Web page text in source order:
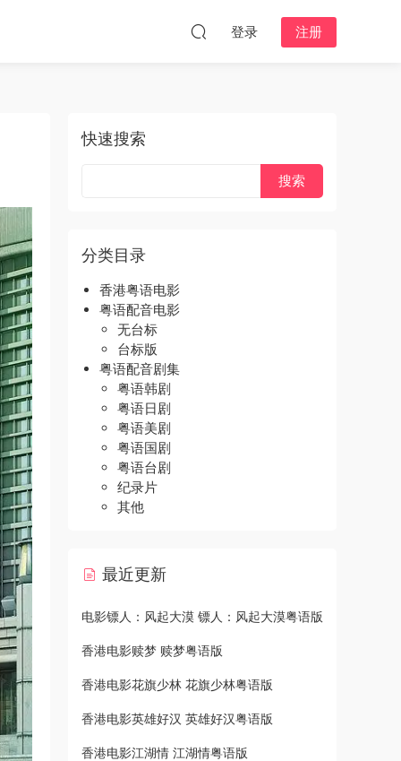
登录 注册
快速搜索
分类目录
香港粤语电影
粤语配音电影
无台标
台标版
粤语配音剧集
粤语韩剧
粤语日剧
粤语美剧
粤语国剧
粤语台剧
纪录片
其他
最近更新
电影镖人：风起大漠 镖人：风起大漠粤语版
香港电影赎梦 赎梦粤语版
香港电影花旗少林 花旗少林粤语版
香港电影英雄好汉 英雄好汉粤语版
香港电影江湖情 江湖情粤语版